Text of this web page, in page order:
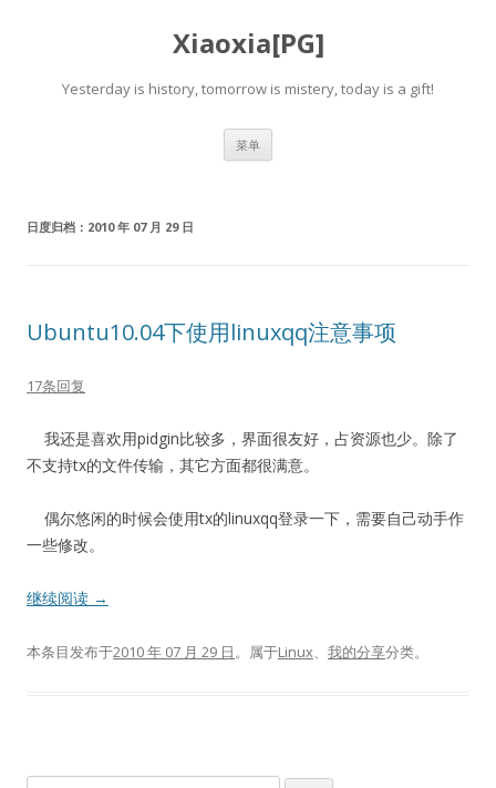
Xiaoxia[PG]
Yesterday is history, tomorrow is mistery, today is a gift!
菜单
日度归档： 2010 年 07 月 29 日
Ubuntu10.04下使用linuxqq注意事项
17条回复
我还是喜欢用pidgin比较多，界面很友好，占资源也少。除了
不支持tx的文件传输，其它方面都很满意。
偶尔悠闲的时候会使用tx的linuxqq登录一下，需要自己动手作
一些修改。
继续阅读 →
本条目发布于2010 年 07 月 29 日。属于Linux、 我的分享分类。